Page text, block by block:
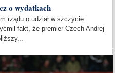
o wydatkach
rządu o udział w szczycie
fakt, że premier Czech Andrej